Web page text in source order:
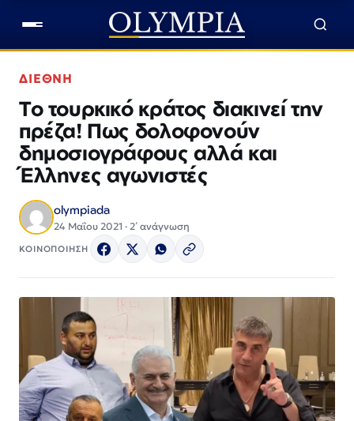
ΔΙΕΘΝΗ
Το τουρκικό κράτος διακινεί την
πρέζα! Πως δολοφονούν
δημοσιογράφους αλλά και
Έλληνες αγωνιστές
olympiada
24 Μαΐου 2021 · 2΄ ανάγνωση
ΚΟΙΝΟΠΟΙΗΣΗ